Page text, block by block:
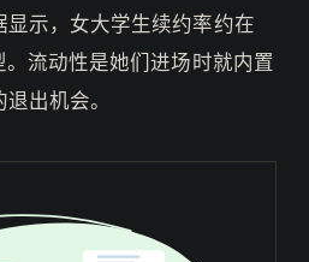
示，女大学生续约率约在
流动性是她们进场时就内置
出机会。